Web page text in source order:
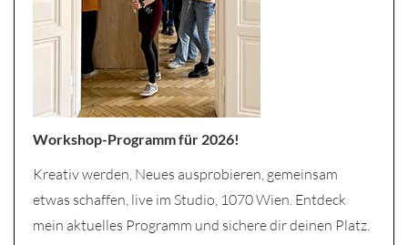
Workshop-Programm für 2026!
Kreativ werden, Neues ausprobieren, gemeinsam
etwas schaffen, live im Studio, 1070 Wien. Entdeck
mein aktuelles Programm und sichere dir deinen Platz.